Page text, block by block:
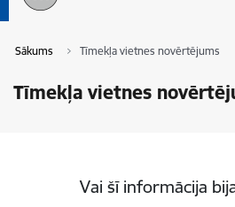
Sākums Tīmekļa vietnes novērtējums
Tīmekļa vietnes
Vai šī informācija